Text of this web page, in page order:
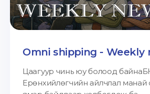
Omni shipping - Weekly
Цаагуур чинь юу болоод
Ерөнхийлөгчийн айлчлал манай